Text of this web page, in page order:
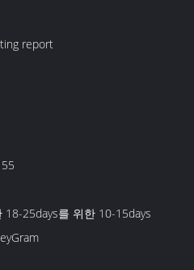
report
18-25days를 위한 10-15days